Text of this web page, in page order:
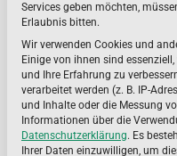
Services geben möchten,
Erlaubnis bitten.
Wir verwenden Cookies und
Einige von ihnen sind
und Ihre Erfahrung zu
verarbeitet werden (z. B. IP-
und Inhalte oder die Messung
Informationen über die
Datenschutzerklärung. Es
Ihrer Daten einzuwilligen, um